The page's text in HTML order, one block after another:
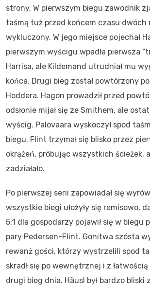
strony. W pierwszym biegu zawodnik
taśmą tuż przed końcem czasu dwóch
wykluczony. W jego miejsce pojechał
pierwszym wyścigu wpadła pierwsza
Harrisa, ale Kildemand utrudniał mu
końca. Drugi bieg został powtórzony
Hoddera. Hagon prowadził przed
odsłonie mijał się ze Smithem, ale
wyścig. Palovaara wyskoczył spod
biegu. Flint trzymał się blisko przez
okrążeń, próbując wszystkich ścieżek,
zadziałało.
Po pierwszej serii zapowiadał się
wszystkie biegi ułożyły się remisowo,
5:1 dla gospodarzy pojawił się w biegu
pary Pedersen-Flint. Gonitwa szósta
rewanż gości, którzy wystrzelili spod
skradł się po wewnętrznej i z łatwością
drugi bieg dnia. Häusl był bardzo bliski